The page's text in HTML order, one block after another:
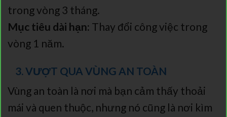
trong vòng 3 tháng.
Mục tiêu dài hạn: Thay đổi công việc trong
vòng 1 năm.
3. VƯỢT QUA VÙNG AN TOÀN
Vùng an toàn là nơi mà bạn cảm thấy thoải
mái và quen thuộc, nhưng nó cũng là nơi kìm